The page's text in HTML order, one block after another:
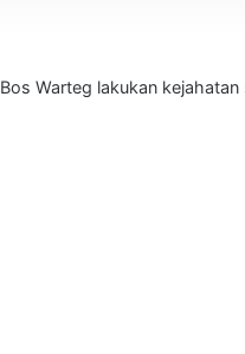
Bos Warteg lakukan